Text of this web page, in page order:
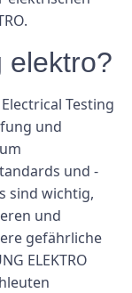
elektro?
Electrical Testing
und
und -
sind wichtig,
und
gefährliche
ELEKTRO